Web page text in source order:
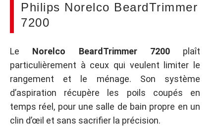
Philips Norelco BeardTrimmer
7200
Le Norelco BeardTrimmer 7200plaît
particulièrement à ceux qui veulent limiter le
rangement et le ménage. Son système
d’aspiration récupère les poils coupés en
temps réel, pour une salle de bain propre en un
clin d’œil et sans sacrifier la précision.